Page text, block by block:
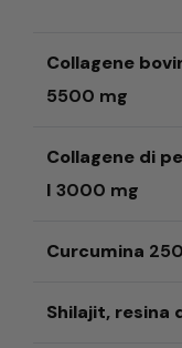
Collagene
5500 mg
Collagene di
I 3000 mg
Curcumina
Shilajit, resina